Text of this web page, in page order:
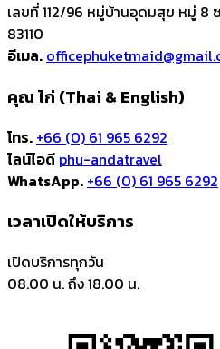
เลขที่ 112/96 หมู่บ้านอุดมสุข หมู่ 8
83110
อีเมล.
คุณ ไก่ (Thai & English)
โทร. +66 (0) 61 965 6292
ไลน์ไอดี phu-andatravel
WhatsApp. +66 (0) 61 965 6292
เวลาเปิดให้บริการ
เปิดบริการทุกวัน
08.00 น. ถึง 18.00 น.